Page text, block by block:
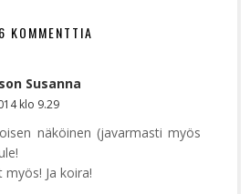
6 KOMMENTTIA
Susanna
klo 9.29
näköinen (javarmasti myös
Ja koira!